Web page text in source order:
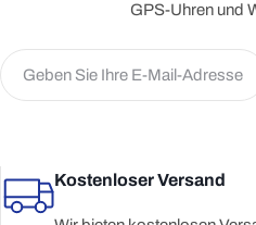
GPS-Uhren und
E-
Mail
Kostenloser Versand